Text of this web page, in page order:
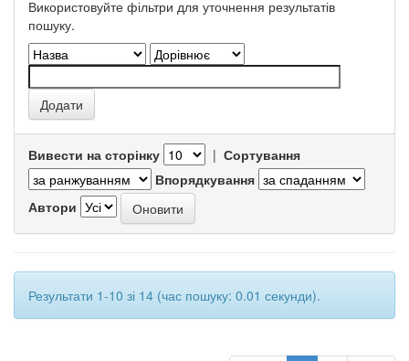
Використовуйте фільтри для уточнення результатів
пошуку.
Вивести на сторінку | Сортування
Впорядкування
Автори
Результати 1-10 зі 14 (час пошуку: 0.01 секунди).